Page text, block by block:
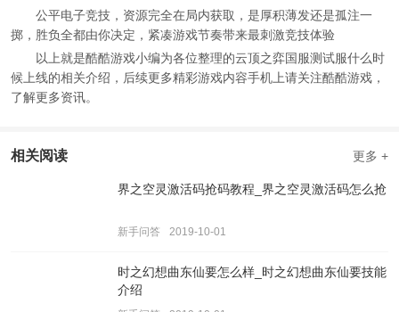
公平电子竞技，资源完全在局内获取，是厚积薄发还是孤注一
掷，胜负全都由你决定，紧凑游戏节奏带来最刺激竞技体验
以上就是酷酷游戏小编为各位整理的云顶之弈国服测试服什么时
候上线的相关介绍，后续更多精彩游戏内容手机上请关注酷酷游戏，
了解更多资讯。
相关阅读 更多 +
界之空灵激活码抢码教程_界之空灵激活码怎么抢
新手问答 2019-10-01
时之幻想曲东仙要怎么样_时之幻想曲东仙要技能
介绍